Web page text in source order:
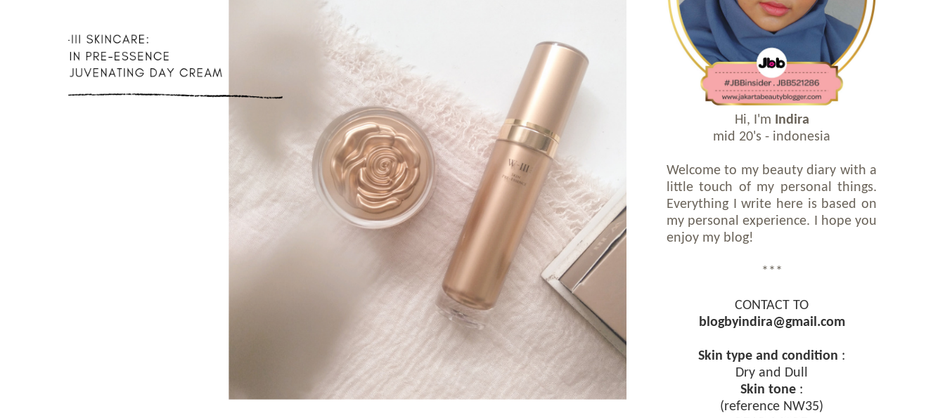
Hi, I'm Indira
mid 20's - indonesia
Welcome to my beauty diary with a
little touch of my personal things.
Everything I write here is based on
my personal experience. I hope you
enjoy my blog!
***
CONTACT TO
blogbyindira@gmail.com
Skin type and condition :
Dry and Dull
Skin tone :
(reference NW35)